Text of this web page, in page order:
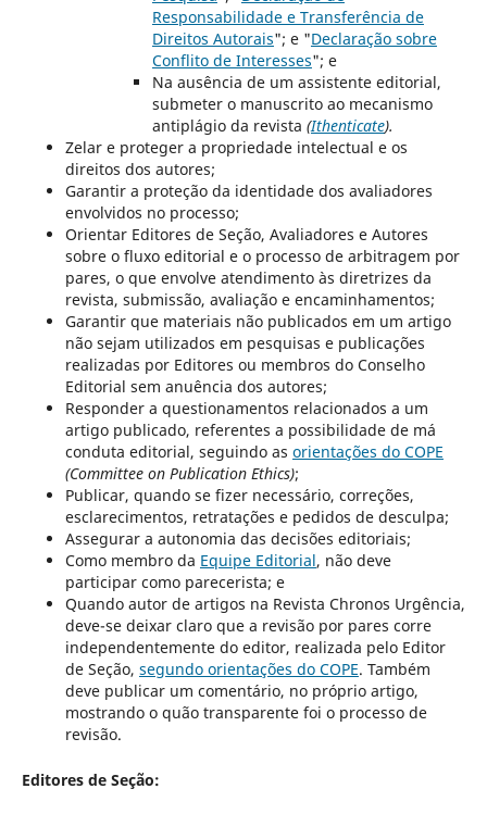
Responsabilidade e Transferência de
Direitos Autorais"; e "Declaração sobre
Conflito de Interesses"; e
Na ausência de um assistente editorial,
submeter o manuscrito ao mecanismo
antiplágio da revista (Ithenticate).
Zelar e proteger a propriedade intelectual e os
direitos dos autores;
Garantir a proteção da identidade dos avaliadores
envolvidos no processo;
Orientar Editores de Seção, Avaliadores e Autores
sobre o fluxo editorial e o processo de arbitragem por
pares, o que envolve atendimento às diretrizes da
revista, submissão, avaliação e encaminhamentos;
Garantir que materiais não publicados em um artigo
não sejam utilizados em pesquisas e publicações
realizadas por Editores ou membros do Conselho
Editorial sem anuência dos autores;
Responder a questionamentos relacionados a um
artigo publicado, referentes a possibilidade de má
conduta editorial, seguindo as orientações do COPE
(Committee on Publication Ethics);
Publicar, quando se fizer necessário, correções,
esclarecimentos, retratações e pedidos de desculpa;
Assegurar a autonomia das decisões editoriais;
Como membro da Equipe Editorial, não deve
participar como parecerista; e
Quando autor de artigos na Revista Chronos Urgência,
deve-se deixar claro que a revisão por pares corre
independentemente do editor, realizada pelo Editor
de Seção, segundo orientações do COPE. Também
deve publicar um comentário, no próprio artigo,
mostrando o quão transparente foi o processo de
revisão.
Editores de Seção: